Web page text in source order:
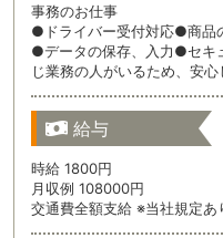
事務のお仕事
●ドライバー受付対応●商品
●データの保存、入力●セキ
じ業務の人がいるため、安
給与
時給 1800円
月収例 108000円
交通費全額支給 ※当社規定あ